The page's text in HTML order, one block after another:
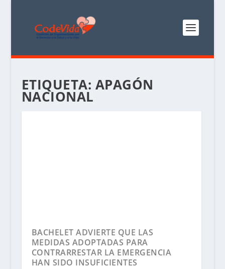
ETIQUETA: APAGÓN
NACIONAL
BACHELET ADVIERTE QUE LAS
MEDIDAS ADOPTADAS PARA
CONTRARRESTAR LA EMERGENCIA
HAN SIDO INSUFICIENTES